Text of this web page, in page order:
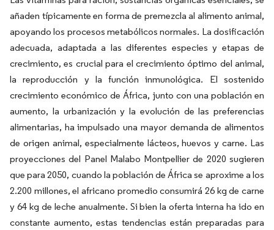
añaden típicamente en forma de premezcla al alimento animal,
apoyando los procesos metabólicos normales. La dosificación
adecuada, adaptada a las diferentes especies y etapas de
crecimiento, es crucial para el crecimiento óptimo del animal,
la reproducción y la función inmunológica. El sostenido
crecimiento económico de África, junto con una población en
aumento, la urbanización y la evolución de las preferencias
alimentarias, ha impulsado una mayor demanda de alimentos
de origen animal, especialmente lácteos, huevos y carne. Las
proyecciones del Panel Malabo Montpellier de 2020 sugieren
que para 2050, cuando la población de África se aproxime a los
2.200 millones, el africano promedio consumirá 26 kg de carne
y 64 kg de leche anualmente. Si bien la oferta interna ha ido en
constante aumento, estas tendencias están preparadas para